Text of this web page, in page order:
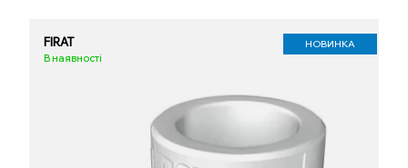
FIRAT
В наявності
НОВИНКА